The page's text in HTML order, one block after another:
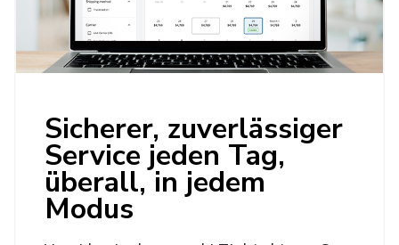
Sicherer, zuverlässiger
Service jeden Tag,
überall, in jedem
Modus